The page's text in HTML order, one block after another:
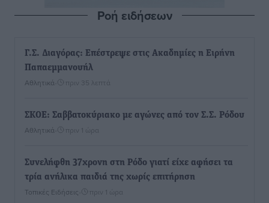
Ροή ειδήσεων
Γ.Σ. Διαγόρας: Επέστρεψε στις Ακαδημίες η Ειρήνη
Παπαεμμανουήλ
Αθλητικά πριν 35 λεπτά
ΣΚΟΕ: Σαββατοκύριακο με αγώνες από τον Σ.Σ. Ρόδου
Αθλητικά πριν 1 ώρα
Συνελήφθη 37χρονη στη Ρόδο γιατί είχε αφήσει τα
τρία ανήλικα παιδιά της χωρίς επιτήρηση
Τοπικές Ειδήσεις πριν 1 ώρα